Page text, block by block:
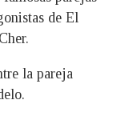
de El
la pareja